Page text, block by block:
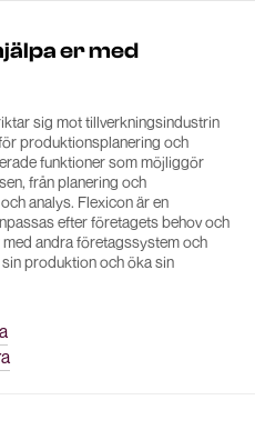
er med
sig mot tillverkningsindustrin
produktionsplanering och
funktioner som möjliggör
från planering och
analys. Flexicon är en
efter företagets behov och
andra företagssystem och
produktion och öka sin